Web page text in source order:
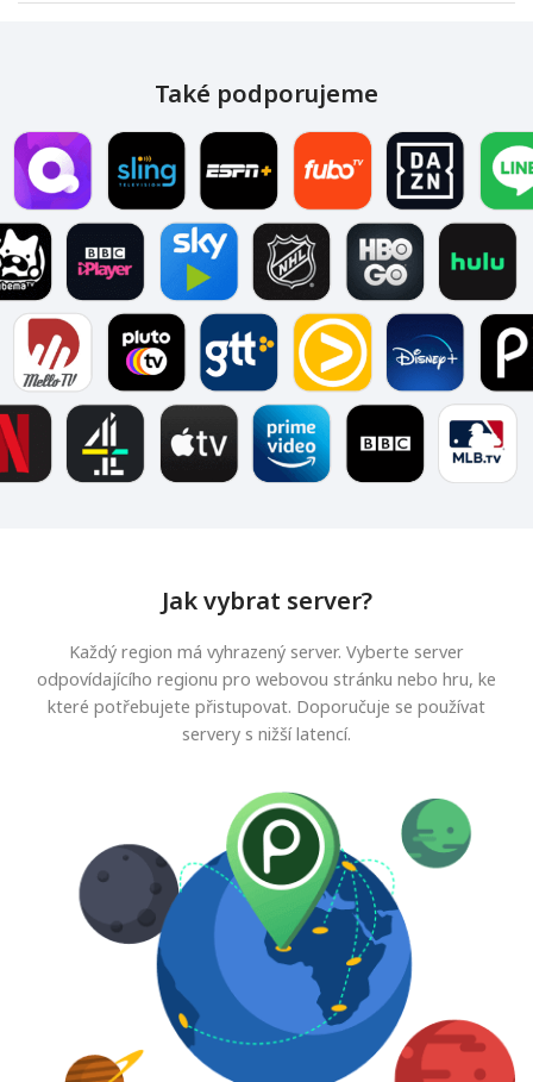
Také podporujeme
Jak vybrat server?
Každý region má vyhrazený server. Vyberte server
odpovídajícího regionu pro webovou stránku nebo hru, ke
které potřebujete přistupovat. Doporučuje se používat
servery s nižší latencí.